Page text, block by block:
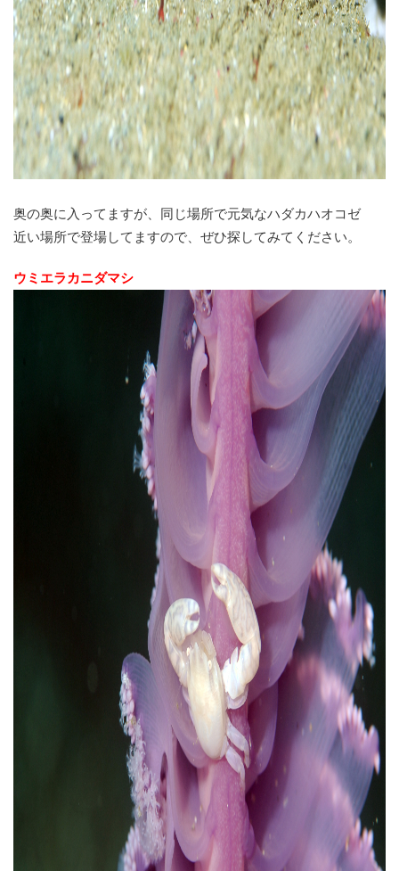
奥の奥に入ってますが、同じ場所で元気なハダカハオコゼ
近い場所で登場してますので、ぜひ探してみてください。
ウミエラカニダマシ